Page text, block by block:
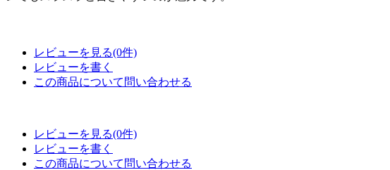
レビューを見る(0件)
レビューを書く
この商品について問い合わせる
レビューを見る(0件)
レビューを書く
この商品について問い合わせる